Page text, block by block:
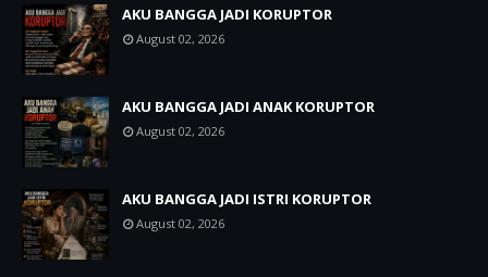
AKU BANGGA JADI KORUPTOR
August 02, 2026
AKU BANGGA JADI ANAK KORUPTOR
August 02, 2026
AKU BANGGA JADI ISTRI KORUPTOR
August 02, 2026